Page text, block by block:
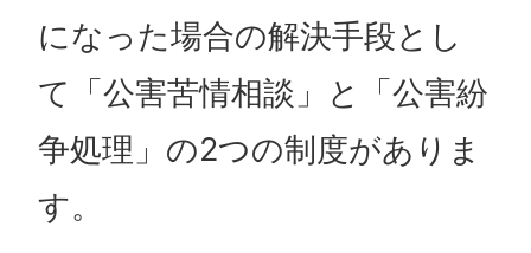
になった場合の解決手段とし
て「公害苦情相談」と「公害紛
争処理」の2つの制度がありま
す。